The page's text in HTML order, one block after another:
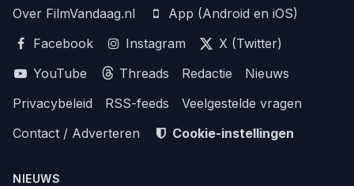
Over FilmVandaag.nl
App (Android en iOS)
Facebook
Instagram
X (Twitter)
YouTube
Threads Redactie
Nieuws
Privacybeleid
RSS-feeds
Veelgestelde vragen
Contact / Adverteren
Cookie-instellingen
NIEUWS